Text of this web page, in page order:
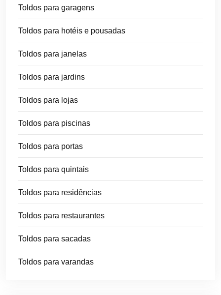
Toldos para garagens
Toldos para hotéis e pousadas
Toldos para janelas
Toldos para jardins
Toldos para lojas
Toldos para piscinas
Toldos para portas
Toldos para quintais
Toldos para residências
Toldos para restaurantes
Toldos para sacadas
Toldos para varandas